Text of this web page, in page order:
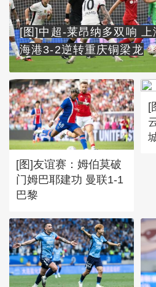
[图]中超-莱昂纳多双响 上
海港3-2逆转重庆铜梁龙
[图]友谊赛：姆伯莫破
门姆巴耶建功 曼联1-1
巴黎
[